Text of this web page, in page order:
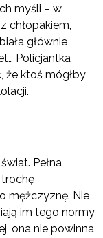
myśli – w
chłopakiem,
głównie
Policjantka
że ktoś mógłby
Pełna
mężczyznę. Nie
im tego normy
ona nie powinna